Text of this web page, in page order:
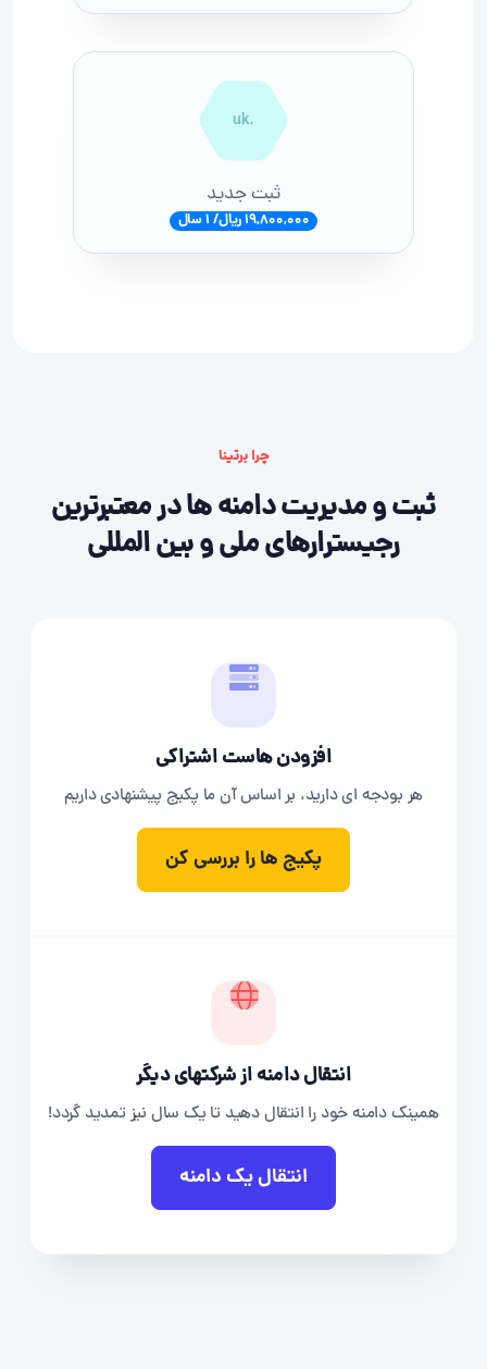
.uk
ثبت جدید
19,800,000 ریال/ 1 سال
چرا برتینا
ثبت و مدیریت دامنه ها در معتبرترین
رجیسترارهای ملی و بین المللی
افزودن هاست اشتراکی
هر بودجه ای دارید، بر اساس آن ما پکیج پیشنهادی داریم
پکیج ها را بررسی کن
انتقال دامنه از شرکتهای دیگر
همینک دامنه خود را انتقال دهید تا یک سال نیز تمدید گردد!
انتقال یک دامنه